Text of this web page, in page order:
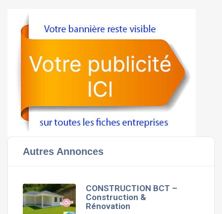
Autres Annonces
CONSTRUCTION BCT –
Construction &
Rénovation